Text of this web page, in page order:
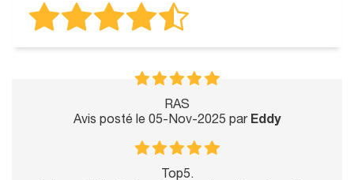
RAS
Avis posté le 05-Nov-2025 par Eddy
Top5.